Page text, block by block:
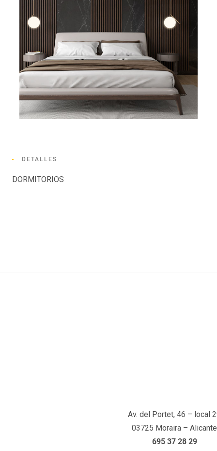
DETALLES
DORMITORIOS
Av. del Portet, 46 – local
03725 Moraira – Alicante
695 37 28 29